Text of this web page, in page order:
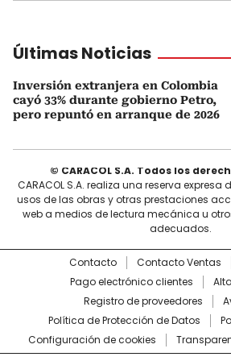
Últimas Noticias
Inversión extranjera en Colombia
cayó 33% durante gobierno Petro,
pero repuntó en arranque de 2026
© CARACOL S.A. Todos los
CARACOL S.A. realiza una reserva
usos de las obras y otras prestaciones
web a medios de lectura mecánica u
adecuados.
Contacto Contacto Ventas
Pago electrónico clientes
Registro de proveedores
Política de Protección de Datos
Configuración de cookies